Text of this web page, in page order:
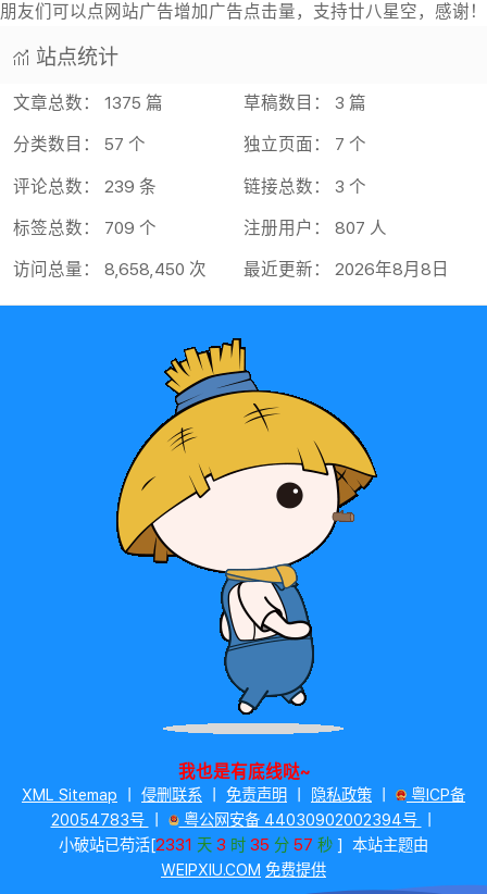
朋友们可以点网站广告增加广告点击量，支持廿八星空，感谢！
站点统计
文章总数： 1375 篇 草稿数目： 3 篇
分类数目： 57 个 独立页面： 7 个
评论总数： 239 条 链接总数： 3 个
标签总数： 709 个 注册用户： 807 人
访问总量： 8,658,450 次 最近更新： 2026年8月8日
我也是有底线哒~
XML Sitemap 侵删联系 免责声明 隐私政策
粤ICP备
20054783号
粤公网安备 44030902002394号
小破站已苟活[2331 天 3 时 35 分 57 秒 ] 本站主题由
WEIPXIU.COM 免费提供